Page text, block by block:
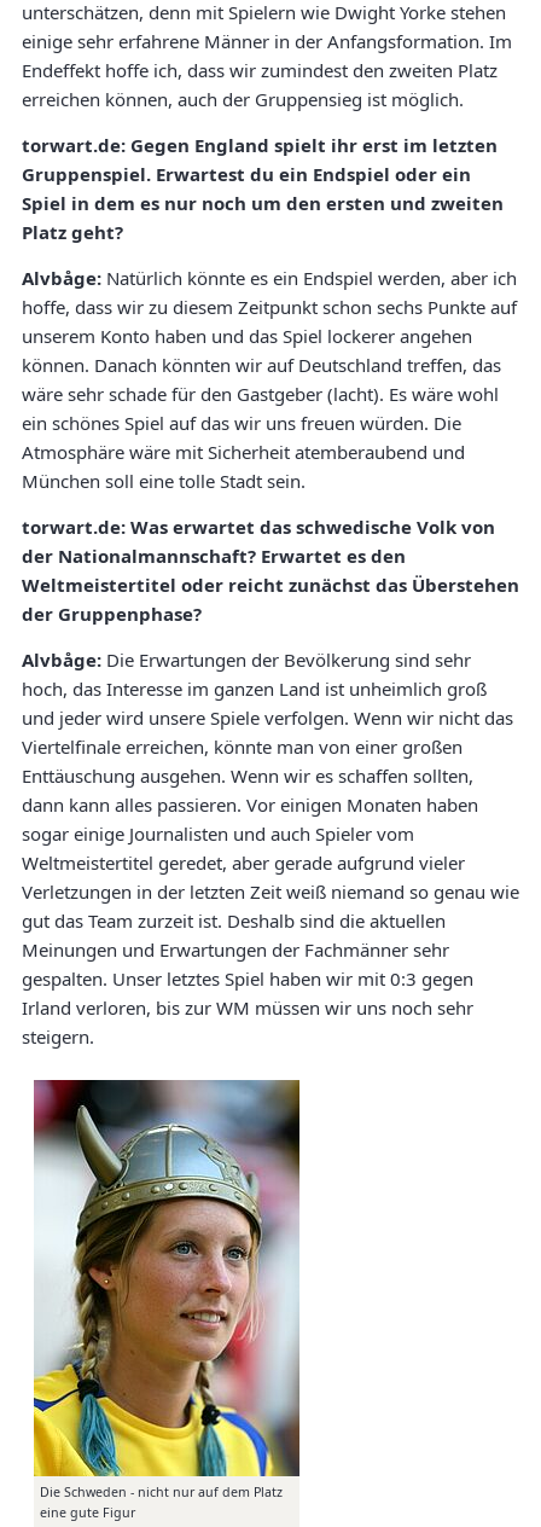
unterschätzen, denn mit Spielern wie Dwight Yorke stehen
einige sehr erfahrene Männer in der Anfangsformation. Im
Endeffekt hoffe ich, dass wir zumindest den zweiten Platz
erreichen können, auch der Gruppensieg ist möglich.
torwart.de: Gegen England spielt ihr erst im letzten
Gruppenspiel. Erwartest du ein Endspiel oder ein
Spiel in dem es nur noch um den ersten und zweiten
Platz geht?
Alvbåge: Natürlich könnte es ein Endspiel werden, aber ich
hoffe, dass wir zu diesem Zeitpunkt schon sechs Punkte auf
unserem Konto haben und das Spiel lockerer angehen
können. Danach könnten wir auf Deutschland treffen, das
wäre sehr schade für den Gastgeber (lacht). Es wäre wohl
ein schönes Spiel auf das wir uns freuen würden. Die
Atmosphäre wäre mit Sicherheit atemberaubend und
München soll eine tolle Stadt sein.
torwart.de: Was erwartet das schwedische Volk von
der Nationalmannschaft? Erwartet es den
Weltmeistertitel oder reicht zunächst das Überstehen
der Gruppenphase?
Alvbåge: Die Erwartungen der Bevölkerung sind sehr
hoch, das Interesse im ganzen Land ist unheimlich groß
und jeder wird unsere Spiele verfolgen. Wenn wir nicht das
Viertelfinale erreichen, könnte man von einer großen
Enttäuschung ausgehen. Wenn wir es schaffen sollten,
dann kann alles passieren. Vor einigen Monaten haben
sogar einige Journalisten und auch Spieler vom
Weltmeistertitel geredet, aber gerade aufgrund vieler
Verletzungen in der letzten Zeit weiß niemand so genau wie
gut das Team zurzeit ist. Deshalb sind die aktuellen
Meinungen und Erwartungen der Fachmänner sehr
gespalten. Unser letztes Spiel haben wir mit 0:3 gegen
Irland verloren, bis zur WM müssen wir uns noch sehr
steigern.
Die Schweden - nicht nur auf dem Platz
eine gute Figur